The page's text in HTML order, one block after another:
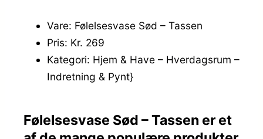
Vare: Følelsesvase Sød – Tassen
Pris: Kr. 269
Kategori: Hjem & Have – Hverdagsrum –
Indretning & Pynt}
Følelsesvase Sød – Tassen er et